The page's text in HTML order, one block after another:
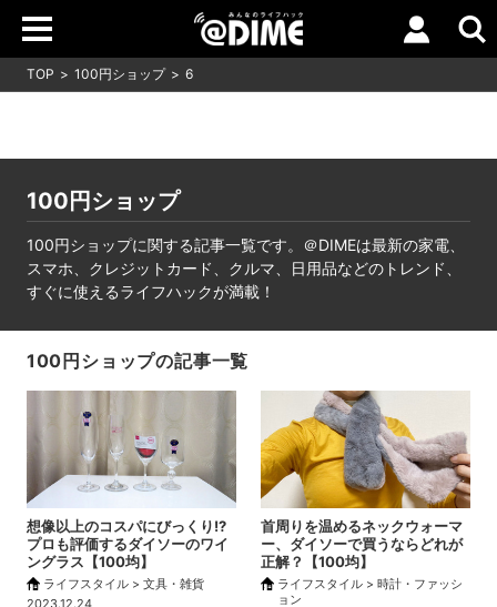
TOP 100円ショップ 6
100円ショップ
100円ショップに関する記事一覧です。＠DIMEは最新の家電、
スマホ、クレジットカード、クルマ、日用品などのトレンド、
すぐに使えるライフハックが満載！
100円ショップの記事一覧
想像以上のコスパにびっくり!?
プロも評価するダイソーのワイ
ングラス【100均】
ライフスタイル > 文具・雑貨
首周りを温めるネックウォーマ
ー、ダイソーで買うならどれが
正解？【100均】
ライフスタイル > 時計・ファッシ
ョン